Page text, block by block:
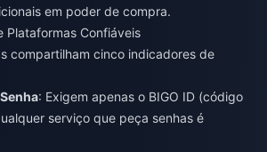
em poder de compra.
Plataformas Confiáveis
compartilham cinco indicadores de
: Exigem apenas o BIGO ID (código
serviço que peça senhas é